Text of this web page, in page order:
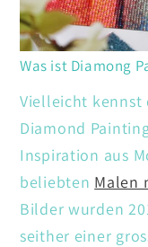
Was ist Diamong
Vielleicht kennst
Diamond
Inspiration aus
beliebten Malen
Bilder wurden
seither einer